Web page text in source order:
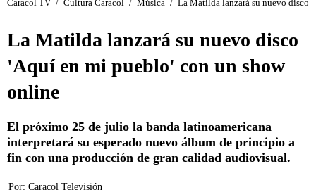
Caracol TV / Cultura Caracol / Música / La Matilda lanzará su nuevo disco
La Matilda lanzará su nuevo disco
'Aquí en mi pueblo' con un show
online
El próximo 25 de julio la banda latinoamericana
interpretará su esperado nuevo álbum de principio a
fin con una producción de gran calidad audiovisual.
Por: Caracol Televisión